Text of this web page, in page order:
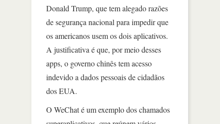
Donald Trump, que tem alegado razões
de segurança nacional para impedir que
os americanos usem os dois aplicativos.
A justificativa é que, por meio desses
apps, o governo chinês tem acesso
indevido a dados pessoais de cidadãos
dos EUA.
O WeChat é um exemplo dos chamados